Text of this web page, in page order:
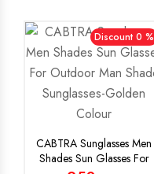
Discount 0 %
CABTRA Sunglasses Men
Shades Sun Glasses For